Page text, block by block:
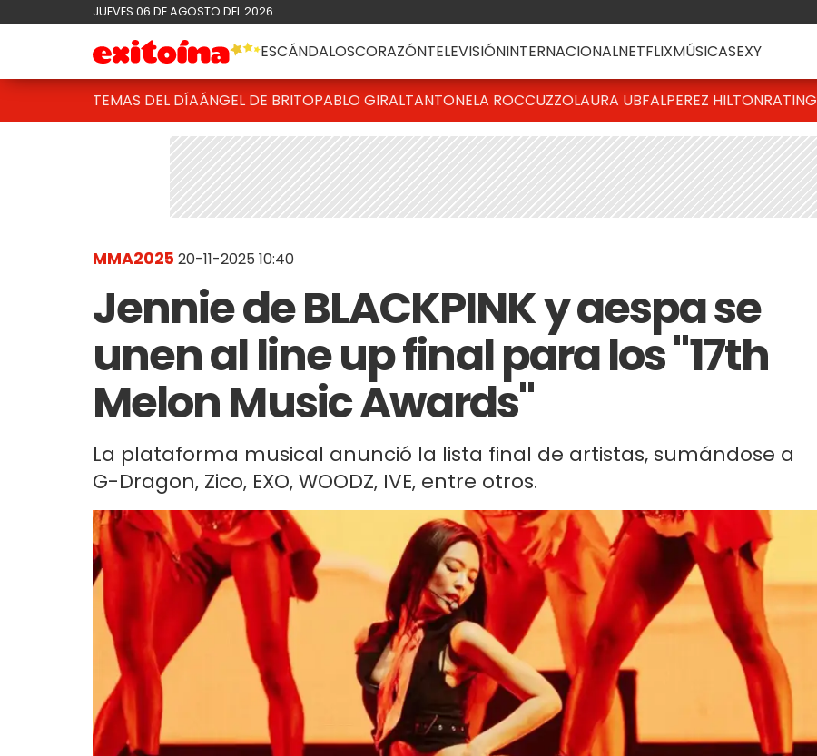
JUEVES 06 DE AGOSTO DEL 2026
ESCÁNDALOSCORAZÓNTELEVISIÓNINTERNACIONALNETFLIXMÚSICASEXY
TEMAS DEL DÍAÁNGEL DE BRITOPABLO GIRALTANTONELA ROCCUZZOLAURA UBFALPEREZ HILTONRATING
MMA2025 20-11-2025 10:40
Jennie de BLACKPINK y aespa se
unen al line up final para los "17th
Melon Music Awards"
La plataforma musical anunció la lista final de artistas, sumándose a
G-Dragon, Zico, EXO, WOODZ, IVE, entre otros.